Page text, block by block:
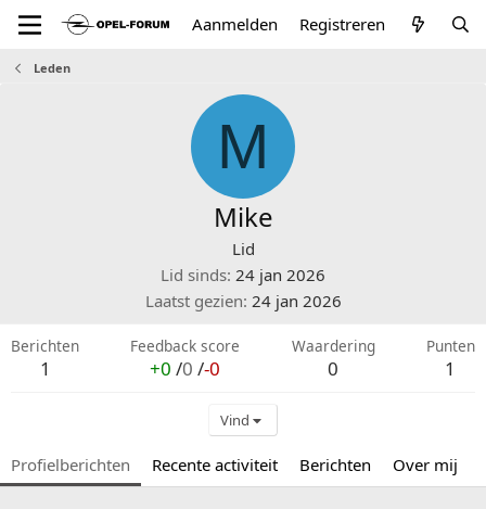
Aanmelden Registreren
Leden
M
Mike
Lid
Lid sinds 24 jan 2026
Laatst gezien 24 jan 2026
Berichten
1
Feedback score
+0 /0 /-0
Waardering
0
Punten
1
Vind
Profielberichten Recente activiteit Berichten Over mij